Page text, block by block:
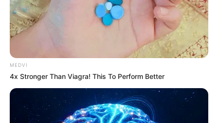
Why this ordinary drink is the secret to feeling your
best every day
CTA LOVE
MEDVI
4x Stronger Than Viagra! This To Perform Better